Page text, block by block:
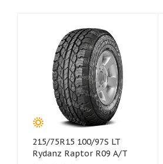
215/75R15 100/97S LT
Rydanz Raptor R09 A/T